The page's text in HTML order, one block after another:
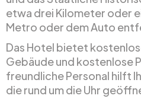
etwa drei Kilometer oder
Metro oder dem Auto
Das Hotel bietet
Gebäude und kostenlose
freundliche Personal hilft
die rund um die Uhr